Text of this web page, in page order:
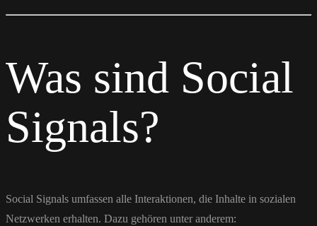
Was sind Social
Signals?
Social Signals umfassen alle Interaktionen, die Inhalte in sozialen
Netzwerken erhalten. Dazu gehören unter anderem: